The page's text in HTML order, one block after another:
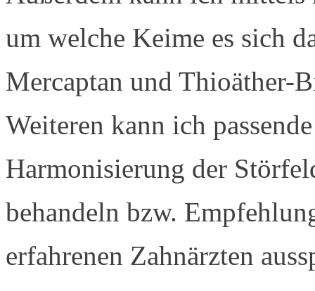
um welche Keime es sich
Mercaptan und Thioäther-
Weiteren kann ich
Harmonisierung der
behandeln bzw.
erfahrenen Zahnärzten